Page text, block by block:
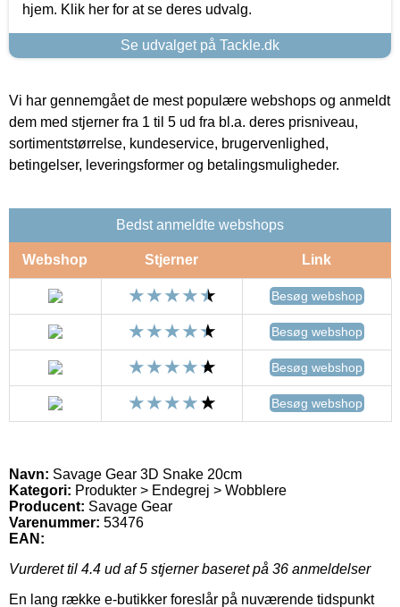
hjem. Klik her for at se deres udvalg.
Se udvalget på Tackle.dk
Vi har gennemgået de mest populære webshops og anmeldt
dem med stjerner fra 1 til 5 ud fra bl.a. deres prisniveau,
sortimentstørrelse, kundeservice, brugervenlighed,
betingelser, leveringsformer og betalingsmuligheder.
Bedst anmeldte webshops
Webshop Stjerner Link
Besøg webshop
Besøg webshop
Besøg webshop
Besøg webshop
Navn: Savage Gear 3D Snake 20cm
Kategori: Produkter > Endegrej > Wobblere
Producent: Savage Gear
Varenummer: 53476
EAN:
Vurderet til 4.4 ud af 5 stjerner baseret på 36 anmeldelser
En lang række e-butikker foreslår på nuværende tidspunkt